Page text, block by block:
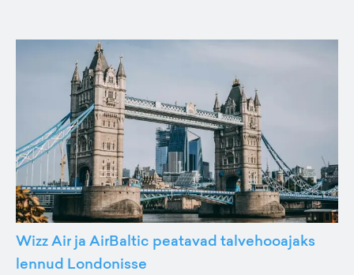
Wizz Air ja AirBaltic peatavad talvehooajaks
lennud Londonisse